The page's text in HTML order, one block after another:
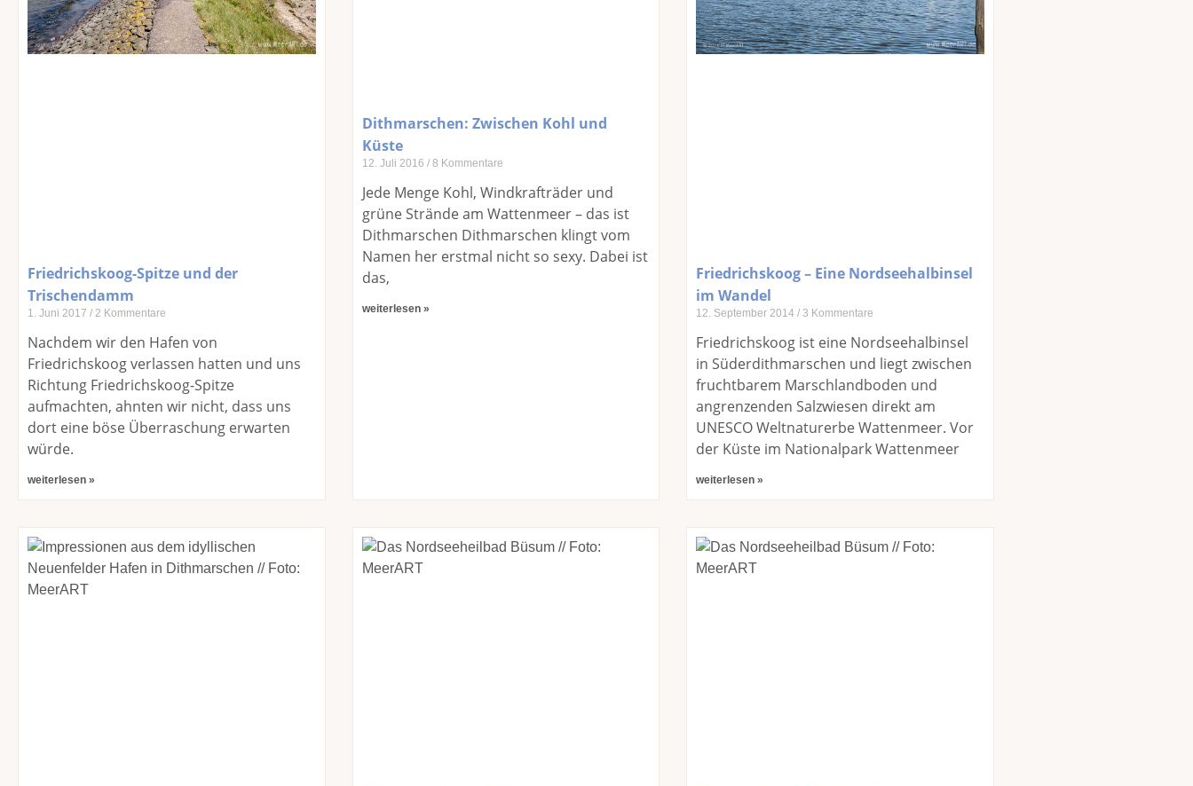
Friedrichskoog-Spitze und der
Trischendamm
1. Juni 2017 2 Kommentare
Nachdem wir den Hafen von
Friedrichskoog verlassen hatten und uns
Richtung Friedrichskoog-Spitze
aufmachten, ahnten wir nicht, dass uns
dort eine böse Überraschung erwarten
würde.
weiterlesen »
Dithmarschen: Zwischen Kohl und
Küste
12. Juli 2016 8 Kommentare
Jede Menge Kohl, Windkrafträder und
grüne Strände am Wattenmeer – das ist
Dithmarschen Dithmarschen klingt vom
Namen her erstmal nicht so sexy. Dabei ist
das,
weiterlesen »
Friedrichskoog – Eine Nordseehalbinsel
im Wandel
12. September 2014 3 Kommentare
Friedrichskoog ist eine Nordseehalbinsel
in Süderdithmarschen und liegt zwischen
fruchtbarem Marschlandboden und
angrenzenden Salzwiesen direkt am
UNESCO Weltnaturerbe Wattenmeer. Vor
der Küste im Nationalpark Wattenmeer
weiterlesen »